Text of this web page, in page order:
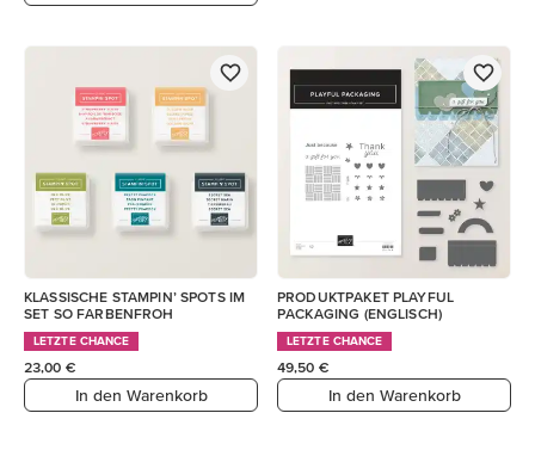
KLASSISCHE STAMPIN’ SPOTS IM
SET SO FARBENFROH
LETZTE CHANCE
23,00 €
In den Warenkorb
PRODUKTPAKET PLAYFUL
PACKAGING (ENGLISCH)
LETZTE CHANCE
49,50 €
In den Warenkorb